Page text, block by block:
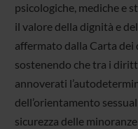
psicologiche, mediche e
il valore della dignità e
affermato dalla Carta
sostenendo che tra i
annoverati
dell’orientamento
sicurezza delle